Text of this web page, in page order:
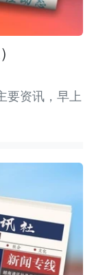
要资讯，早上